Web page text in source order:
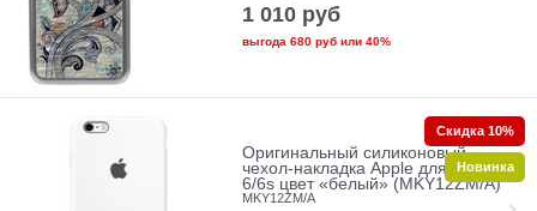
1 010 руб
выгода 680 рубили 40%
Оригинальный силиконовый
чехол-накладка Apple для iPhone
6/6s цвет «белый» (MKY12ZM/A)
MKY12ZM/A
Скидка 10%
Новинка